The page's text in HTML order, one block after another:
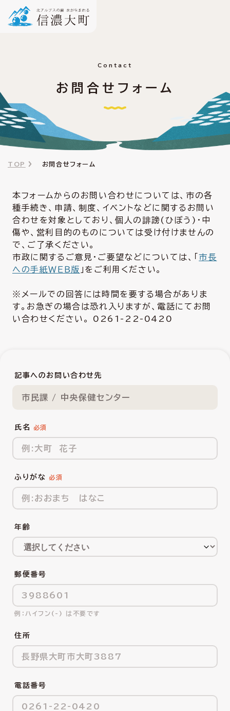
Contact
お問合せフォーム
TOP お問合せフォーム
本フォームからのお問い合わせについては、市の各
種手続き、申請、制度、イベントなどに関するお問い
合わせを対象としており、個人の誹謗(ひぼう)・中
傷や、営利目的のものについては受け付けませんの
で、ご了承ください。
市政に関するご意見・ご要望などについては、「市長
への手紙ＷＥＢ版 」をご利用ください。
※メールでの回答には時間を要する場合がありま
す。お急ぎの場合は恐れ入りますが、電話にてお問
い合わせください。 0261-22-0420
記事へのお問い合わせ先
市民課 / 中央保健センター
氏名
ふりがな
年齢
郵便番号
ハイフン(-) は不要です
住所
電話番号